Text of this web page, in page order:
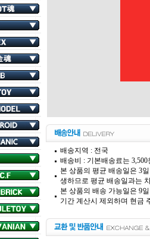
배송지역 : 전국
배송비 : 기본배송료는
본 상품의 평균 배송일은 3
생하므로 평균 배송일과는
본 상품의 배송 가능일은 9
기간 계산시 제외하며 현금